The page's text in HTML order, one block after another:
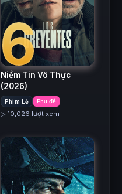
6
Niềm Tin Vô Thực
(2026)
Phim Lẻ Phụ đề
▷ 10,026 lượt xem